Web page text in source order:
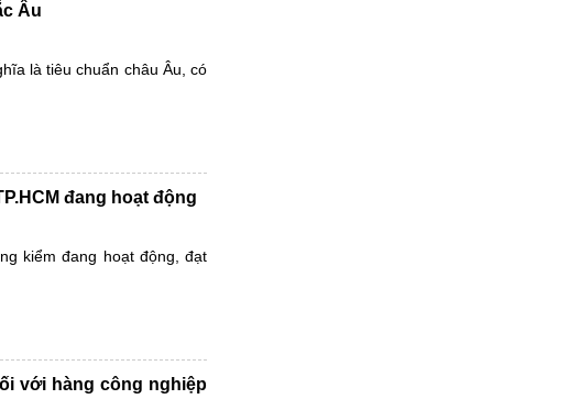
Âu
là tiêu chuẩn châu Âu, có
đang hoạt động
kiểm đang hoạt động, đạt
với hàng công nghiệp